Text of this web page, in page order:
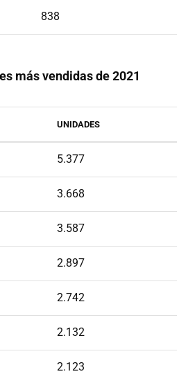
838
más vendidas de 2021
UNIDADES
5.377
3.668
3.587
2.897
2.742
2.132
2.123